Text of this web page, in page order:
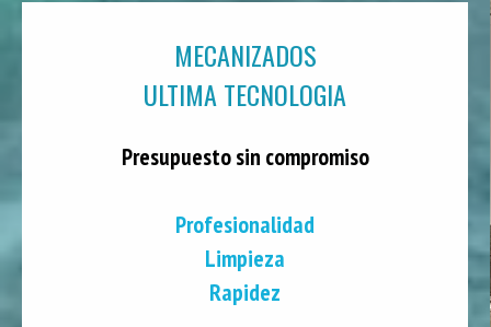
MECANIZADOS
ULTIMA TECNOLOGIA
Presupuesto sin compromiso
Profesionalidad
Limpieza
Rapidez